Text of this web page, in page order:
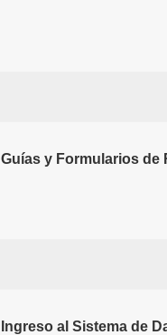
Guías y Formularios de
Ingreso al Sistema de